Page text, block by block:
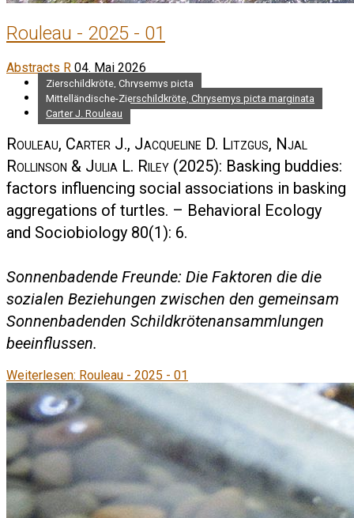
Rouleau - 2025 - 01
Abstracts R 04. Mai 2026
Zierschildkröte, Chrysemys picta
Mittelländische-Zierschildkröte, Chrysemys picta marginata
Carter J. Rouleau
Rouleau, Carter J., Jacqueline D. Litzgus, Njal
Rollinson & Julia L. Riley (2025): Basking buddies:
factors influencing social associations in basking
aggregations of turtles. – Behavioral Ecology
and Sociobiology 80(1): 6.
Sonnenbadende Freunde: Die Faktoren die die
sozialen Beziehungen zwischen den gemeinsam
Sonnenbadenden Schildkrötenansammlungen
beeinflussen.
Weiterlesen: Rouleau - 2025 - 01